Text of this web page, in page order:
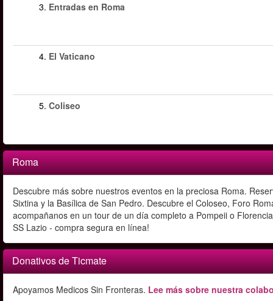
3. Entradas en Roma
4. El Vaticano
5. Coliseo
Roma
Descubre más sobre nuestros eventos en la preciosa Roma.
Sixtina y la Basílica de San Pedro. Descubre el Coloseo, Foro
acompañanos en un tour de un día completo a Pompeii o
SS Lazio - compra segura en línea!
Donativos de Ticmate
Apoyamos Medicos Sin Fronteras. Lee más sobre nuestra